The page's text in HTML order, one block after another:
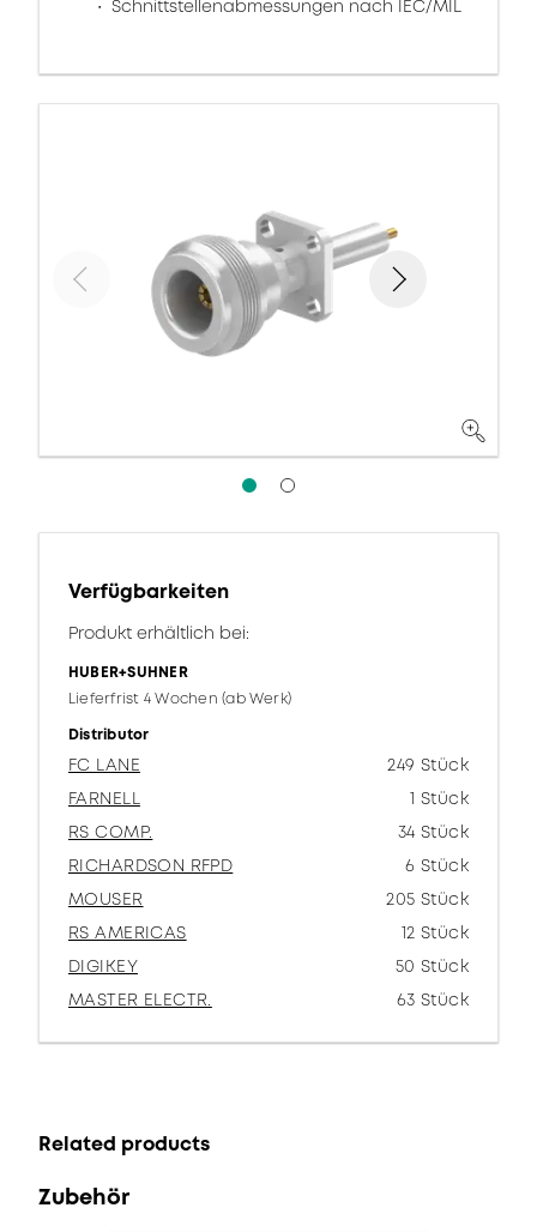
Schnittstellenabmessungen nach IEC/MIL
Verfügbarkeiten
Produkt erhältlich bei:
HUBER+SUHNER
Lieferfrist 4 Wochen (ab Werk)
Distributor
FC LANE
249 Stück
FARNELL
1 Stück
RS COMP.
34 Stück
RICHARDSON RFPD
6 Stück
MOUSER
205 Stück
RS AMERICAS
12 Stück
DIGIKEY
50 Stück
MASTER ELECTR.
63 Stück
Related products
Zubehör